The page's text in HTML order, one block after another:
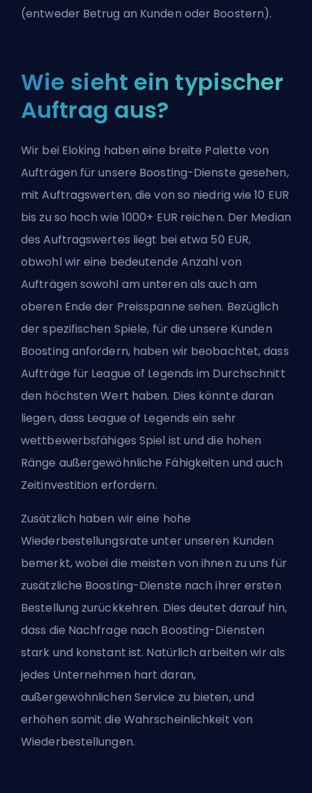
(entweder Betrug an Kunden oder Boostern).
Wie sieht ein typischer
Auftrag aus?
Wir bei Eloking haben eine breite Palette von
Aufträgen für unsere Boosting-Dienste gesehen,
mit Auftragswerten, die von so niedrig wie 10 EUR
bis zu so hoch wie 1000+ EUR reichen. Der Median
des Auftragswertes liegt bei etwa 50 EUR,
obwohl wir eine bedeutende Anzahl von
Aufträgen sowohl am unteren als auch am
oberen Ende der Preisspanne sehen. Bezüglich
der spezifischen Spiele, für die unsere Kunden
Boosting anfordern, haben wir beobachtet, dass
Aufträge für League of Legends im Durchschnitt
den höchsten Wert haben. Dies könnte daran
liegen, dass League of Legends ein sehr
wettbewerbsfähiges Spiel ist und die hohen
Ränge außergewöhnliche Fähigkeiten und auch
Zeitinvestition erfordern.
Zusätzlich haben wir eine hohe
Wiederbestellungsrate unter unseren Kunden
bemerkt, wobei die meisten von ihnen zu uns für
zusätzliche Boosting-Dienste nach ihrer ersten
Bestellung zurückkehren. Dies deutet darauf hin,
dass die Nachfrage nach Boosting-Diensten
stark und konstant ist. Natürlich arbeiten wir als
jedes Unternehmen hart daran,
außergewöhnlichen Service zu bieten, und
erhöhen somit die Wahrscheinlichkeit von
Wiederbestellungen.